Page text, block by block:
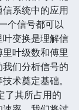
系统中的应用
个信号都可以
变换是理解信
叶级数和傅里
们分析信号的
术奠定基础。
了其所占用的